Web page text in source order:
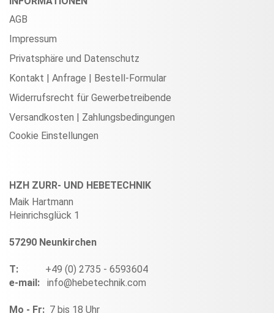
AGB
Impressum
Privatsphäre und Datenschutz
Kontakt | Anfrage | Bestell-Formular
Widerrufsrecht für Gewerbetreibende
Versandkosten | Zahlungsbedingungen
Cookie Einstellungen
HZH ZURR- UND HEBETECHNIK
Maik Hartmann
Heinrichsglück 1
57290 Neunkirchen
T: +49 (0) 2735 - 6593604
e-mail: info@hebetechnik.com
Mo - Fr: 7 bis 18 Uhr